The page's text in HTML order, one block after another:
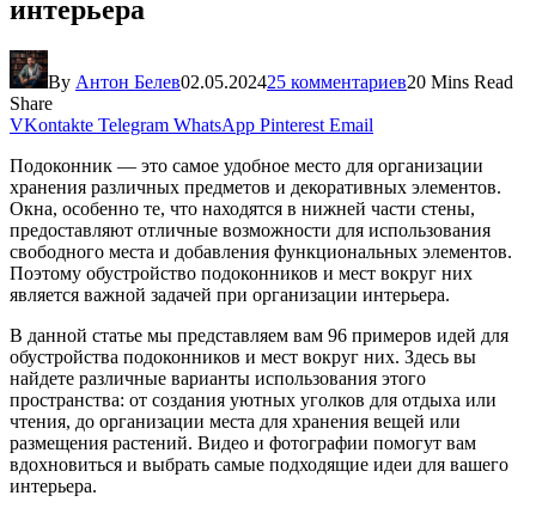
интерьера
By Антон Белев02.05.202425 комментариев20 Mins Read
Share
VKontakte Telegram WhatsApp Pinterest Email
Подоконник — это самое удобное место для организации
хранения различных предметов и декоративных элементов.
Окна, особенно те, что находятся в нижней части стены,
предоставляют отличные возможности для использования
свободного места и добавления функциональных элементов.
Поэтому обустройство подоконников и мест вокруг них
является важной задачей при организации интерьера.
В данной статье мы представляем вам 96 примеров идей для
обустройства подоконников и мест вокруг них. Здесь вы
найдете различные варианты использования этого
пространства: от создания уютных уголков для отдыха или
чтения, до организации места для хранения вещей или
размещения растений. Видео и фотографии помогут вам
вдохновиться и выбрать самые подходящие идеи для вашего
интерьера.